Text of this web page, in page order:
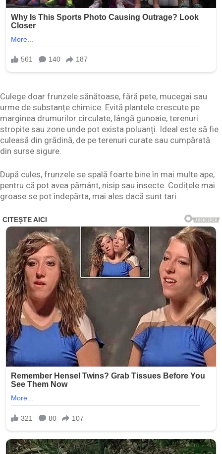
Culege doar frunzele sănătoase, fără pete, mucegai sau
urme de substanțe chimice. Evită plantele crescute pe
marginea drumurilor circulate, lângă gunoaie, terenuri
stropite sau zone unde pot exista poluanți. Ideal este să fie
culeasă din grădină, de pe terenuri curate sau cumpărată
din surse sigure.
După cules, frunzele se spală foarte bine în mai multe ape,
pentru că pot avea pământ, nisip sau insecte. Codițele mai
groase se pot îndepărta, mai ales dacă sunt tari.